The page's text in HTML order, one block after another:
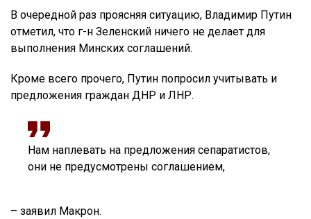
В очередной раз проясняя ситуацию, Владимир Путин
отметил, что г-н Зеленский ничего не делает для
выполнения Минских соглашений.
Кроме всего прочего, Путин попросил учитывать и
предложения граждан ДНР и ЛНР.
Нам наплевать на предложения сепаратистов,
они не предусмотрены соглашением,
– заявил Макрон.